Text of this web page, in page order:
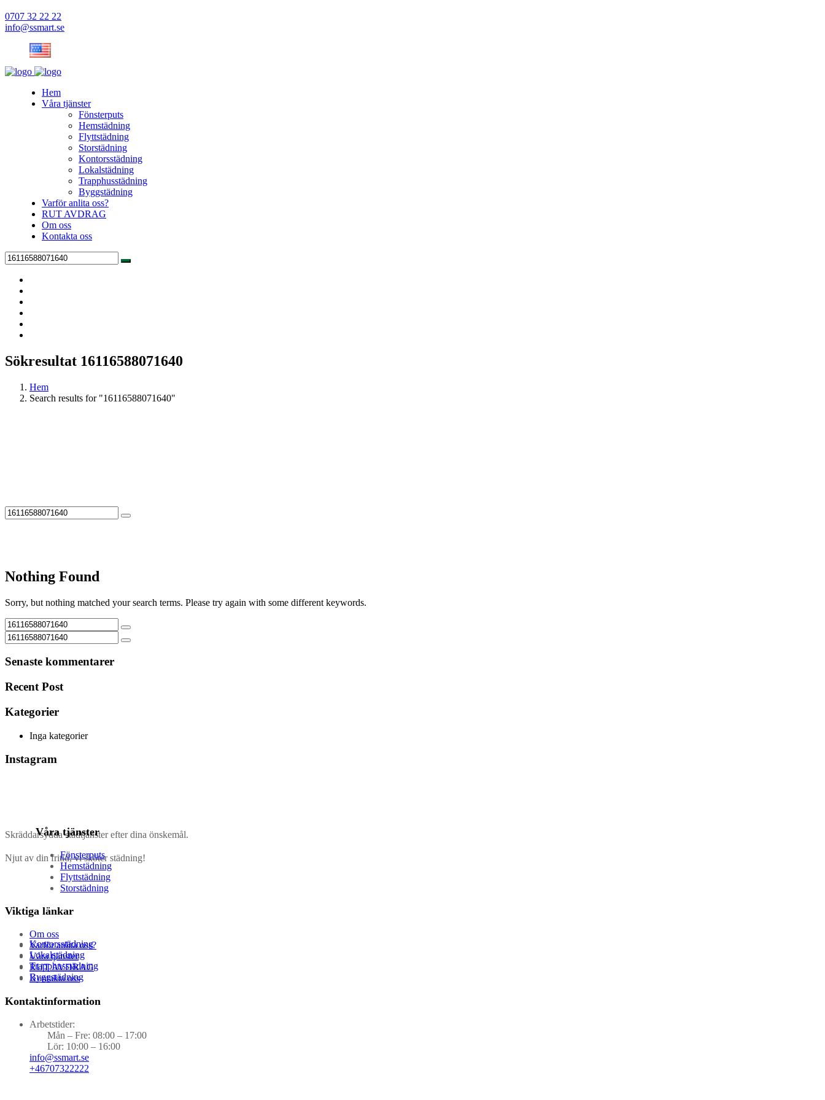
0707 32 22 22
info@ssmart.se
Hem
Våra tjänster
Fönsterputs
Hemstädning
Flyttstädning
Storstädning
Kontorsstädning
Lokalstädning
Trapphusstädning
Byggstädning
Varför anlita oss?
RUT AVDRAG
Om oss
Kontakta oss
Sökresultat 16116588071640
Hem
Search results for "16116588071640"
Nothing Found
Sorry, but nothing matched your search terms. Please try again with some different keywords.
Senaste kommentarer
Recent Post
Kategorier
Inga kategorier
Instagram
Skräddarsydda städtjänster efter dina önskemål.
Njut av din fritid, vi sköter städning!
Våra tjänster
Fönsterputs
Hemstädning
Flyttstädning
Storstädning
Kontorsstädning
Lokalstädning
Trapphusstädning
Byggstädning
Viktiga länkar
Om oss
Varför anlita oss?
Våra tjänster
RUT AVDRAG
Kontakta oss
Kontaktinformation
Arbetstider:
Mån – Fre: 08:00 – 17:00
Lör: 10:00 – 16:00
info@ssmart.se
+46707322222